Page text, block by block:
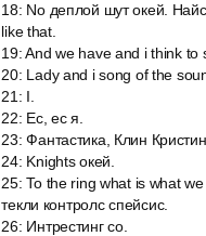
18: No деплой шут окей.
like that.
19:And we have and i think to
20: Lady and i song of the
21 : I.
22: Ес, ес я.
23:Фантастика, Клин
24: Knights окей.
25:To the ring what is what
текли контролс спейсис.
26: Интрестинг со.